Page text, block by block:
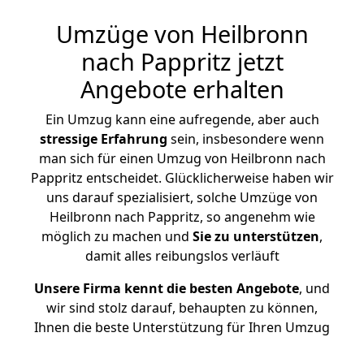
Umzüge von Heilbronn
nach Pappritz jetzt
Angebote erhalten
Ein Umzug kann eine aufregende, aber auch
stressige Erfahrung sein, insbesondere wenn
man sich für einen Umzug von Heilbronn nach
Pappritz entscheidet. Glücklicherweise haben wir
uns darauf spezialisiert, solche Umzüge von
Heilbronn nach Pappritz, so angenehm wie
möglich zu machen und Sie zu unterstützen,
damit alles reibungslos verläuft
Unsere Firma kennt die besten Angebote, und
wir sind stolz darauf, behaupten zu können,
Ihnen die beste Unterstützung für Ihren Umzug